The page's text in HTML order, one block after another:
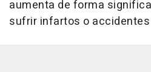
aumenta de forma
sufrir infartos o